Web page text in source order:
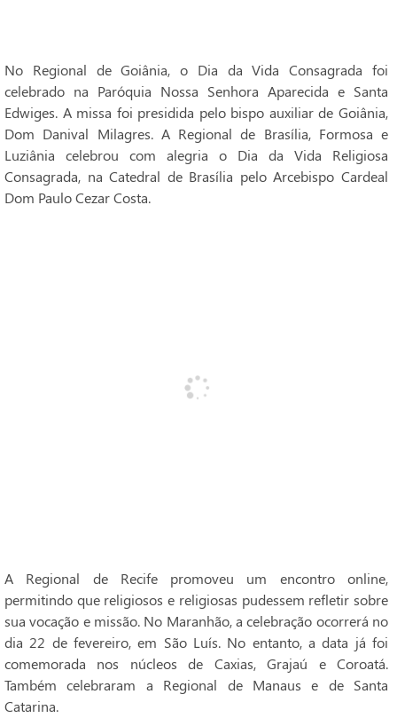
No Regional de Goiânia, o Dia da Vida Consagrada foi
celebrado na Paróquia Nossa Senhora Aparecida e Santa
Edwiges. A missa foi presidida pelo bispo auxiliar de Goiânia,
Dom Danival Milagres. A Regional de Brasília, Formosa e
Luziânia celebrou com alegria o Dia da Vida Religiosa
Consagrada, na Catedral de Brasília pelo Arcebispo Cardeal
Dom Paulo Cezar Costa.
A Regional de Recife promoveu um encontro online,
permitindo que religiosos e religiosas pudessem refletir sobre
sua vocação e missão. No Maranhão, a celebração ocorrerá no
dia 22 de fevereiro, em São Luís. No entanto, a data já foi
comemorada nos núcleos de Caxias, Grajaú e Coroatá.
Também celebraram a Regional de Manaus e de Santa
Catarina.